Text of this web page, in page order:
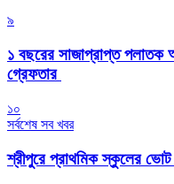
৯
১ বছরের সাজাপ্রাপ্ত পলাতক
গ্রেফতার ‎
১০
সর্বশেষ সব খবর
শ্রীপুরে প্রাথমিক স্কুলের ভোট